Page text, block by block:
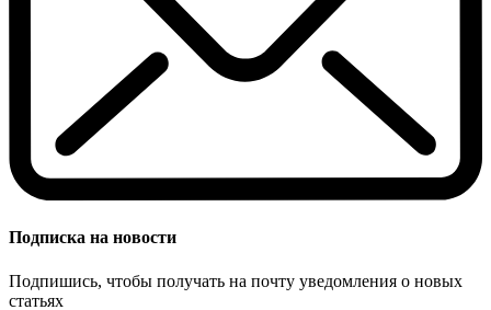
Подписка на новости
Подпишись, чтобы получать на почту уведомления о новых
статьях